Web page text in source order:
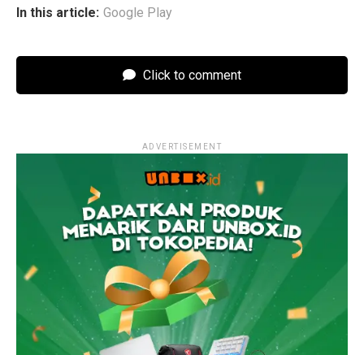
In this article: Google Play
Click to comment
ADVERTISEMENT